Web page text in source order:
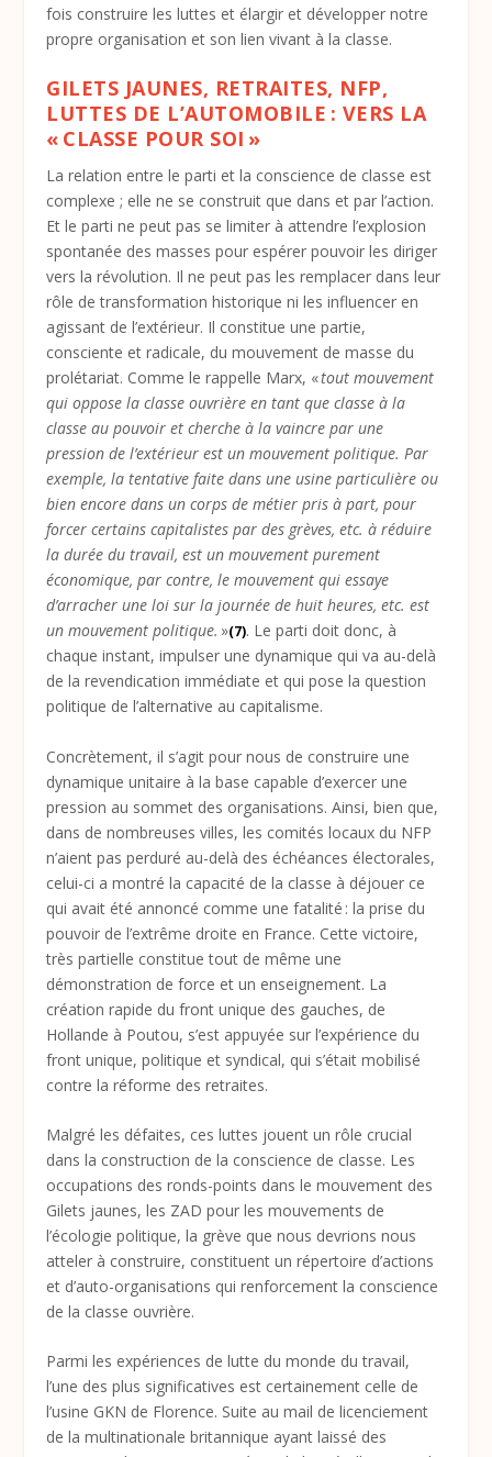
fois construire les luttes et élargir et développer notre
propre organisation et son lien vivant à la classe.
GILETS JAUNES, RETRAITES, NFP,
LUTTES DE L’AUTOMOBILE : VERS LA
« CLASSE POUR SOI »
La relation entre le parti et la conscience de classe est
complexe ; elle ne se construit que dans et par l’action.
Et le parti ne peut pas se limiter à attendre l’explosion
spontanée des masses pour espérer pouvoir les diriger
vers la révolution. Il ne peut pas les remplacer dans leur
rôle de transformation historique ni les influencer en
agissant de l’extérieur. Il constitue une partie,
consciente et radicale, du mouvement de masse du
prolétariat. Comme le rappelle Marx, «tout mouvement
qui oppose la classe ouvrière en tant que classe à la
classe au pouvoir et cherche à la vaincre par une
pression de l’extérieur est un mouvement politique. Par
exemple, la tentative faite dans une usine particulière ou
bien encore dans un corps de métier pris à part, pour
forcer certains capitalistes par des grèves, etc. à réduire
la durée du travail, est un mouvement purement
économique, par contre, le mouvement qui essaye
d’arracher une loi sur la journée de huit heures, etc. est
un mouvement politique. »(7). Le parti doit donc, à
chaque instant, impulser une dynamique qui va au-delà
de la revendication immédiate et qui pose la question
politique de l’alternative au capitalisme.
Concrètement, il s’agit pour nous de construire une
dynamique unitaire à la base capable d’exercer une
pression au sommet des organisations. Ainsi, bien que,
dans de nombreuses villes, les comités locaux du NFP
n’aient pas perduré au-delà des échéances électorales,
celui-ci a montré la capacité de la classe à déjouer ce
qui avait été annoncé comme une fatalité : la prise du
pouvoir de l’extrême droite en France. Cette victoire,
très partielle constitue tout de même une
démonstration de force et un enseignement. La
création rapide du front unique des gauches, de
Hollande à Poutou, s’est appuyée sur l’expérience du
front unique, politique et syndical, qui s’était mobilisé
contre la réforme des retraites.
Malgré les défaites, ces luttes jouent un rôle crucial
dans la construction de la conscience de classe. Les
occupations des ronds-points dans le mouvement des
Gilets jaunes, les ZAD pour les mouvements de
l’écologie politique, la grève que nous devrions nous
atteler à construire, constituent un répertoire d’actions
et d’auto-organisations qui renforcement la conscience
de la classe ouvrière.
Parmi les expériences de lutte du monde du travail,
l’une des plus significatives est certainement celle de
l’usine GKN de Florence. Suite au mail de licenciement
de la multinationale britannique ayant laissé des